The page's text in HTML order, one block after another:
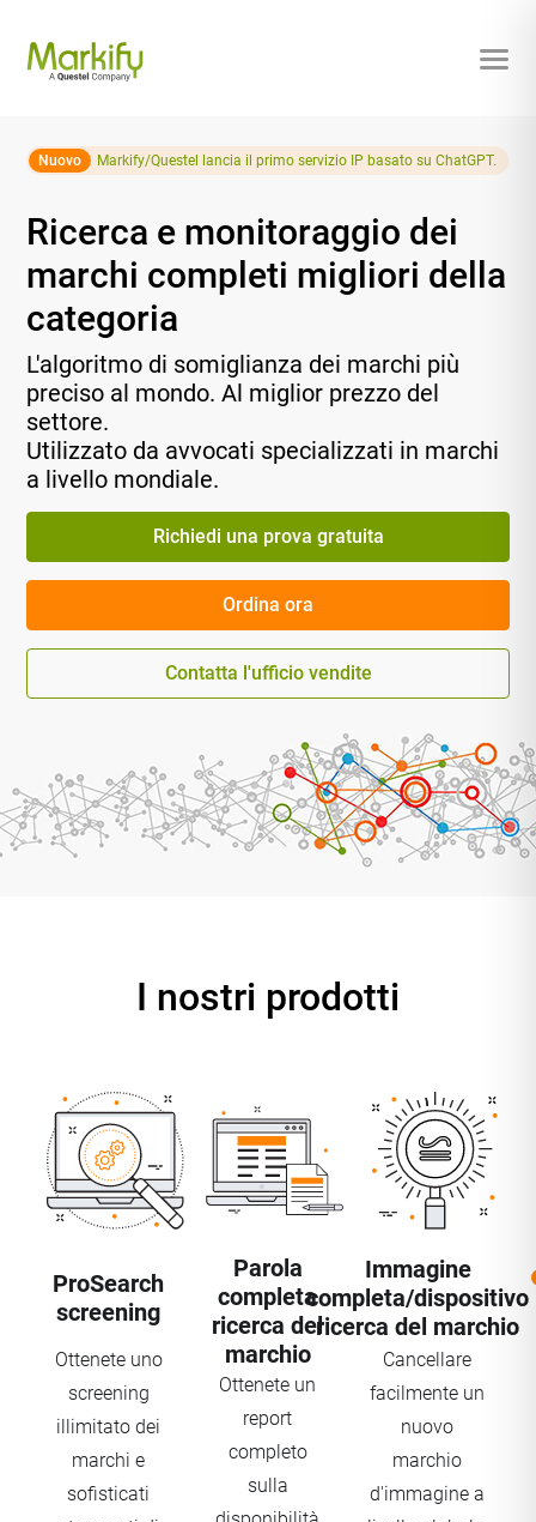
Nuovo Markify/Questel lancia il primo servizio IP basato su ChatGPT.
Ricerca e monitoraggio dei
marchi completi migliori della
categoria
L'algoritmo di somiglianza dei marchi più
preciso al mondo. Al miglior prezzo del
settore.
Utilizzato da avvocati specializzati in marchi
a livello mondiale.
Richiedi una prova gratuita
Ordina ora
Contatta l'ufficio vendite
I nostri prodotti
ProSearch
screening
Ottenete uno
screening
illimitato dei
marchi e
sofisticati
Parola
completa
ricerca del
marchio
Ottenete un
report
completo
sulla
Immagine
completa/dispositivo
ricerca del marchio
Cancellare
facilmente un
nuovo
marchio
d'immagine a